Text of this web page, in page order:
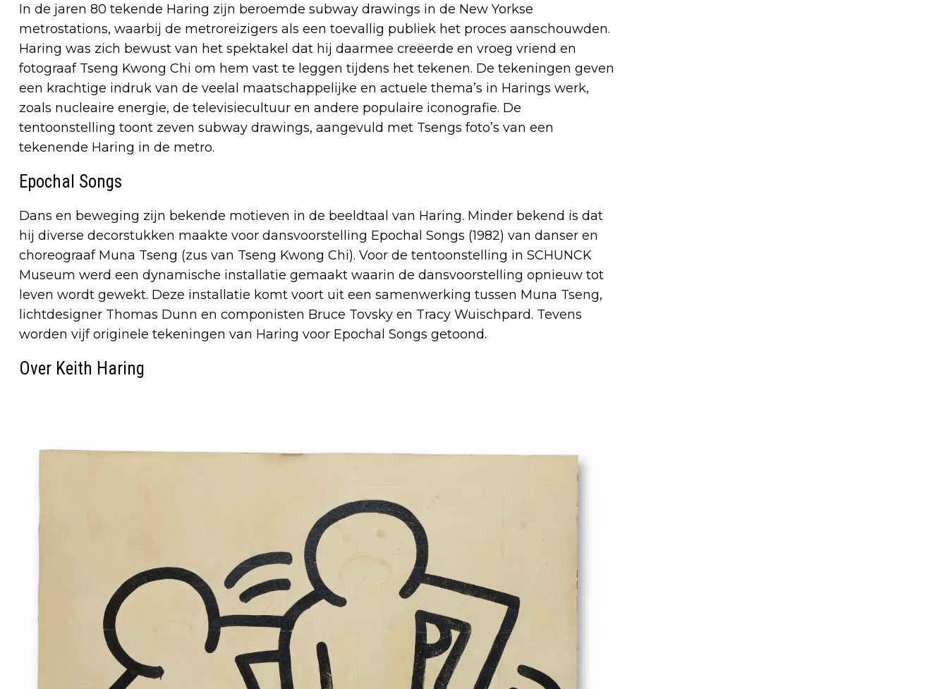
In de jaren 80 tekende Haring zijn beroemde subway drawings in de New Yorkse
metrostations, waarbij de metroreizigers als een toevallig publiek het proces aanschouwden.
Haring was zich bewust van het spektakel dat hij daarmee creëerde en vroeg vriend en
fotograaf Tseng Kwong Chi om hem vast te leggen tijdens het tekenen. De tekeningen geven
een krachtige indruk van de veelal maatschappelijke en actuele thema’s in Harings werk,
zoals nucleaire energie, de televisiecultuur en andere populaire iconografie. De
tentoonstelling toont zeven subway drawings, aangevuld met Tsengs foto’s van een
tekenende Haring in de metro.
Epochal Songs
Dans en beweging zijn bekende motieven in de beeldtaal van Haring. Minder bekend is dat
hij diverse decorstukken maakte voor dansvoorstelling Epochal Songs (1982) van danser en
choreograaf Muna Tseng (zus van Tseng Kwong Chi). Voor de tentoonstelling in SCHUNCK
Museum werd een dynamische installatie gemaakt waarin de dansvoorstelling opnieuw tot
leven wordt gewekt. Deze installatie komt voort uit een samenwerking tussen Muna Tseng,
lichtdesigner Thomas Dunn en componisten Bruce Tovsky en Tracy Wuischpard. Tevens
worden vijf originele tekeningen van Haring voor Epochal Songs getoond.
Over Keith Haring